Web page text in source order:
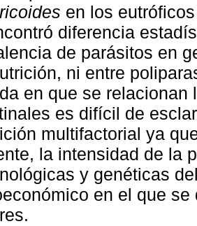
en los
diferencia
de parásitos en
ni entre
en que se
es difícil de
multifactorial ya
la intensidad de la
y genéticas
en el que